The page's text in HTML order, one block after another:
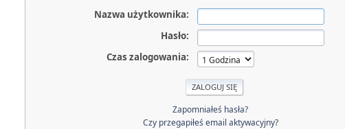
Nazwa użytkownika:
Hasło:
Czas zalogowania:
Zapomniałeś hasła?
Czy przegapiłeś email aktywacyjny?